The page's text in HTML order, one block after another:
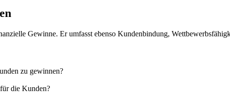
Gewinne. Er umfasst ebenso Kundenbindung,
zu gewinnen?
die Kunden?